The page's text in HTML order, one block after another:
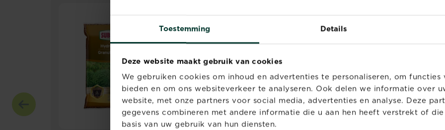
Toestemming Details
Deze website maakt gebruik van cookies
We gebruiken cookies om inhoud en advertenties te personaliseren, om
bieden en om ons websiteverkeer te analyseren. Ook delen we informatie over
website, met onze partners voor social media, advertenties en analyse. Deze
gegevens combineren met andere informatie die u aan hen heeft verstrekt of
basis van uw gebruik van hun diensten.